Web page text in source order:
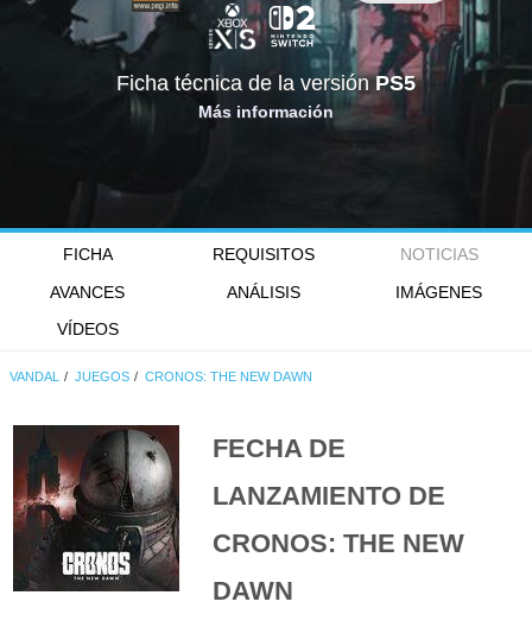
Ficha técnica de la versiónPS5
Más información
FICHA REQUISITOS
NOTICIAS
AVANCES
ANÁLISIS
IMÁGENES
VÍDEOS
VANDAL JUEGOS CRONOS: THE NEW DAWN
FECHA DE
LANZAMIENTO DE
CRONOS: THE NEW
DAWN